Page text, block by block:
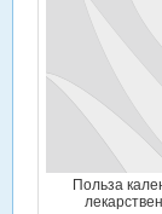
Польза